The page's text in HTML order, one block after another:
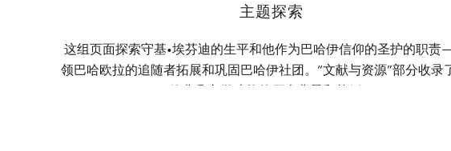
主题探索
这组页面探索守基•埃芬迪的生平和他作为巴哈伊信仰的圣护的职
领巴哈欧拉的追随者拓展和巩固巴哈伊社团。“文献与资源”部分收录
他非凡文学才能的历史背景和范例。